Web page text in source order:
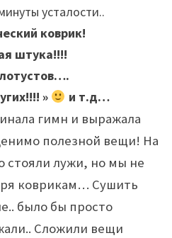
усталости..
коврик!
штука!!!!
»
и т.д…
гимн и выражала
полезной вещи! На
стояли лужи, но мы не
коврикам… Сушить
было бы просто
Сложили вещи